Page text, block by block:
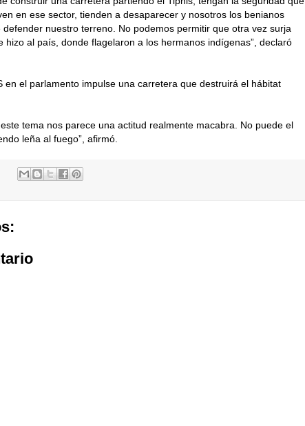
en ese sector, tienden a desaparecer y nosotros los benianos
nuestro terreno. No podemos permitir que otra vez surja
hizo al país, donde flagelaron a los hermanos indígenas”, declaró
en el parlamento impulse una carretera que destruirá el hábitat
tema nos parece una actitud realmente macabra. No puede el
leña al fuego”, afirmó.